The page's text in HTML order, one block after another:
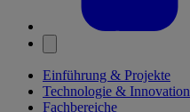
Einführung & Projekte
Technologie & Innovation
Fachbereiche